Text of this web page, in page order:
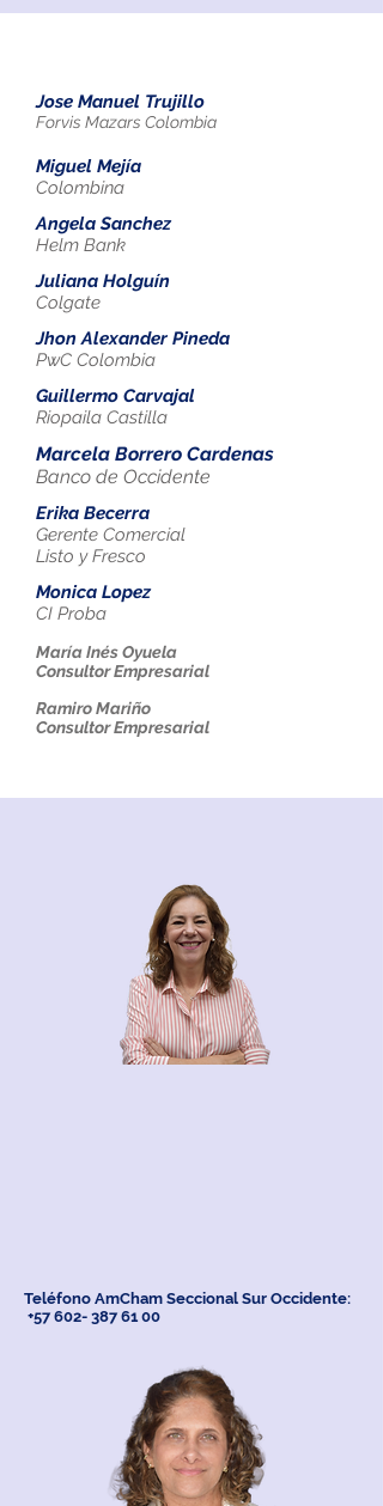
Jose Manuel Trujillo
Forvis Mazars Colombia
Miguel Mejía
Colombina
Angela Sanchez
Helm Bank
Juliana Holguín
Colgate
Jhon Alexander Pineda
PwC Colombia
Guillermo Carvajal
Riopaila Castilla
Marcela Borrero Cardenas
Banco de Occidente
Erika Becerra
Gerente Comercial
Listo y Fresco
Monica Lopez
CI Proba
María Inés Oyuela
Consultor Empresarial
Ramiro Mariño
Consultor Empresarial
Teléfono AmCham Seccional Sur Occidente:
+57 602- 387 61 00